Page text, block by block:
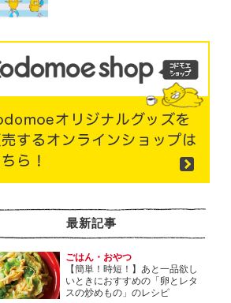
最新記事
ごはん・おやつ
【簡単！時短！】あと一品欲し
いときにおすすめの「卵とレタ
スの炒めもの」のレシピ